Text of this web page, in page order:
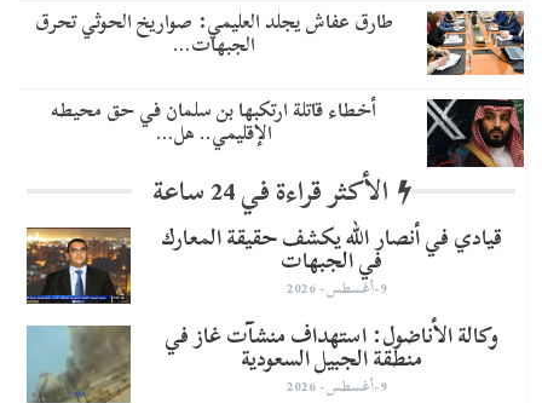
طارق عفاش يجلد العليمي: صواريخ الحوثي تحرق
الجبهات…
أخطاء قاتلة ارتكبها بن سلمان في حق محيطه
الإقليمي.. هل…
الأكثر قراءة في 24 ساعة
قيادي في أنصار الله يكشف حقيقة المعارك
في الجبهات
9-أغسطس- 2026
وكالة الأناضول: استهداف منشآت غاز في
منطقة الجبيل السعودية
9-أغسطس- 2026